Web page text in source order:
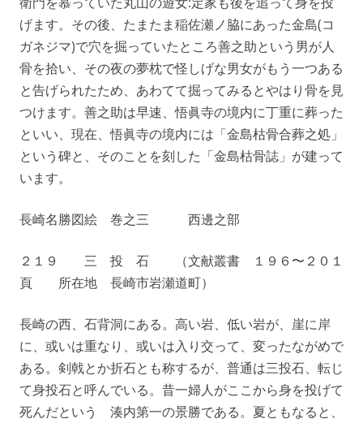
げます。その後、たまたま稲佐瀬ノ脇にあった金島(コ
ガネジマ)で穴を掘っていたところ善之助という男が人
骨を拾い、その夜の夢枕で怪しげな男女がもう一つある
と告げられたため、あわてて掘ってみるとやはり骨を見
つけます。善之助は早速、悟眞寺の境内に丁重に葬った
といい、現在、悟眞寺の境内には「金島枯骨合葬之処」
という碑と、そのことを刻した「金島枯骨誌」が建って
います。
長崎名勝図絵 巻之三 西邊之部
２１９ 三 投 石 （文献叢書 １９６〜２０１
頁 所在地 長崎市岩瀬道町）
長崎の西、石背洞にある。高い岩、低い岩が、崖に岸
に、或いは重なり、或いは入り交って、変ったながめで
ある。剣戟とか折石とも称するが、普通は三投石、転じ
て身投石と呼んでいる。昔一婦人がここから身を投げて
死んだという 湊内第一の景勝である。夏ともなると、